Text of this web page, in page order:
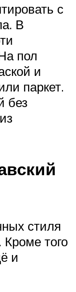
с
В
пол
и
паркет.
без
стиля
того
и